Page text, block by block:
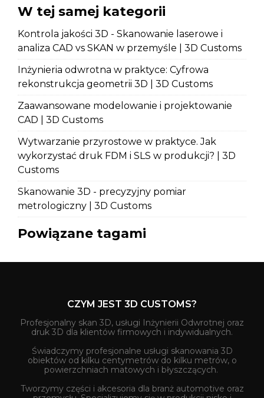
W tej samej kategorii
Kontrola jakości 3D - Skanowanie laserowe i
analiza CAD vs SKAN w przemyśle | 3D Customs
Inżynieria odwrotna w praktyce: Cyfrowa
rekonstrukcja geometrii 3D | 3D Customs
Zaawansowane modelowanie i projektowanie
CAD | 3D Customs
Wytwarzanie przyrostowe w praktyce. Jak
wykorzystać druk FDM i SLS w produkcji? | 3D
Customs
Skanowanie 3D - precyzyjny pomiar
metrologiczny | 3D Customs
Powiązane tagami
CZYM JEST 3D CUSTOMS?
Profesjonalny skan 3D, usługi Inżynierii Odwrotnej oraz
druk 3D dla klientów firmowych i indywidualnych.
Świadczymy profesjonalne usługi skanowania 3D
obiektów od kilku centymetrów do kilku metrów, o
powierzchniach matowych i błyszczących.
Tworzymy części i akcesoria dla branż automotive oraz